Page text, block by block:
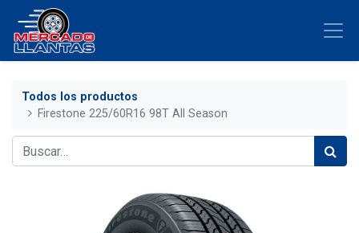
Todos los productos
Firestone 225/60R16 98T All Season